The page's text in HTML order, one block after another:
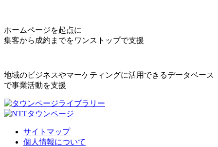
ホームページを起点に
集客から成約までをワンストップで支援
地域のビジネスやマーケティングに活用できるデータベース
で事業活動を支援
サイトマップ
個人情報について